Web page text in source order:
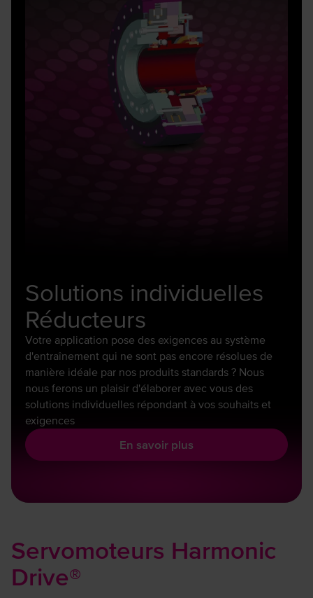
Solutions individuelles
Réducteurs
Votre application pose des exigences au système
d'entraînement qui ne sont pas encore résolues de
manière idéale par nos produits standards ? Nous
nous ferons un plaisir d'élaborer avec vous des
solutions individuelles répondant à vos souhaits et
exigences
En savoir plus
Servomoteurs Harmonic
Drive®